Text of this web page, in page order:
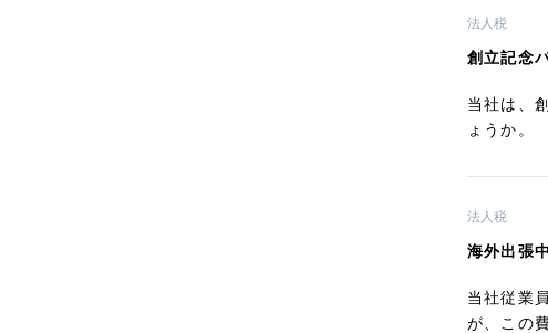
法人税
創立記念
当社は、
ょうか。
法人税
海外出張
当社従業
が、この